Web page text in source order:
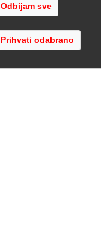
Odbijam sve